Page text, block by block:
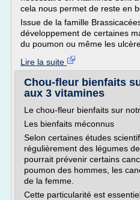
cela nous permet de reste en
Issue de la famille
développement de certaines
du poumon ou même les
Lire la suite
Chou-fleur bienfaits
aux 3 vitamines
Le chou-fleur bienfaits sur
Les bienfaits méconnus
Selon certaines études
régulièrement des légumes
pourrait prévenir certains
poumon des hommes, les
de la femme.
Cette particularité est